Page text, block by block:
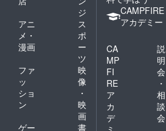
ジ
アニ
メ・
漫画
ス
ポ
ー
ツ
ファ
ッ
ショ
ン
映
像
・
映
画
ゲー
書
CAMPFIRE
アカデミー
CA
MP
FI
RE
ア
カ
デ
説
明
会
・
相
談
会